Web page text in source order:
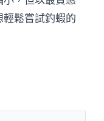
鬆嘗試釣蝦的